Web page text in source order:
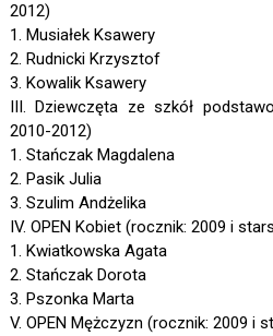
2012)
1. Musiałek Ksawery
2. Rudnicki Krzysztof
3. Kowalik Ksawery
III. Dziewczęta ze szkół
2010-2012)
1. Stańczak Magdalena
2. Pasik Julia
3. Szulim Andżelika
IV. OPEN Kobiet (rocznik: 2009 i
1. Kwiatkowska Agata
2. Stańczak Dorota
3. Pszonka Marta
V. OPEN Mężczyzn (rocznik: 2009 i